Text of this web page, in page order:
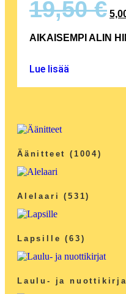
19,50€
AIKAISEMPI ALIN
Lue lisää
Äänitteet(1004)
Alelaari(531)
Lapsille(63)
Laulu- ja